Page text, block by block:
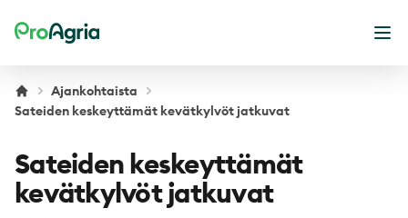
ProAgria
Ajankohtaista
Sateiden keskeyttämät kevätkylvöt jatkuvat
Sateiden keskeyttämät
kevätkylvöt jatkuvat